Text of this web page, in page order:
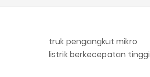
truk pengangkut mikro
listrik berkecepatan tinggi